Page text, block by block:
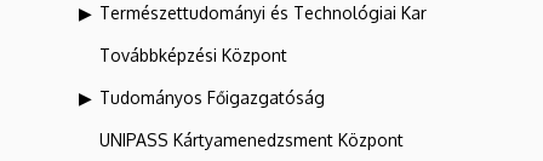
Természettudományi és Technológiai Kar
Továbbképzési Központ
Tudományos Főigazgatóság
UNIPASS Kártyamenedzsment Központ